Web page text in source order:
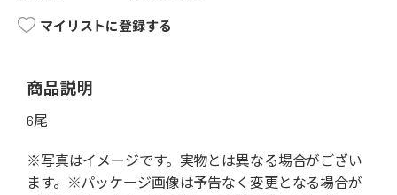
マイリストに登録する
商品説明
6尾
※写真はイメージです。実物とは異なる場合がござい
ます。※パッケージ画像は予告なく変更となる場合が